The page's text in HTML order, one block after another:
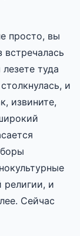
просто, вы
встречалась
туда
и
извините,
религии, и
Сейчас